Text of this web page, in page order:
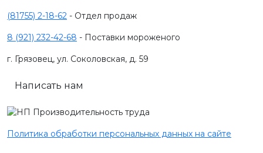
(81755) 2-18-62 - Отдел продаж
8 (921) 232-42-68 - Поставки мороженого
г. Грязовец, ул. Соколовская, д. 59
Написать нам
Политика обработки персональных данных на сайте